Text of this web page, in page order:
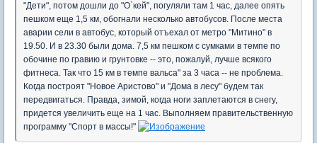
"Дети", потом дошли до "О`кей", погуляли там 1 час, далее опять
пешком еще 1,5 км, обогнали несколько автобусов. После места
аварии сели в автобус, который отъехал от метро "Митино" в
19.50. И в 23.30 были дома. 7,5 км пешком с сумками в темпе по
обочине по гравию и грунтовке -- это, пожалуй, лучше всякого
фитнеса. Так что 15 км в темпе вальса" за 3 часа -- не проблема.
Когда построят "Новое Аристово" и "Дома в лесу" будем так
передвигаться. Правда, зимой, когда ноги заплетаются в снегу,
придется увеличить еще на 1 час. Выполняем правительственную
программу "Спорт в массы!"